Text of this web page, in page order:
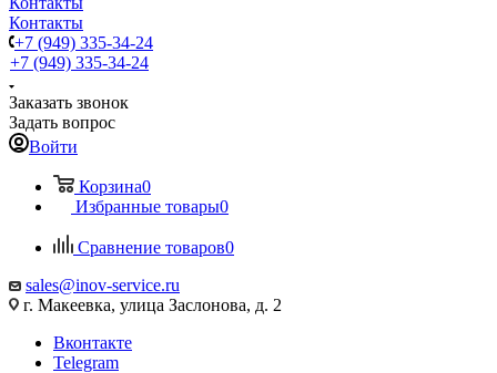
Контакты
+7 (949) 335-34-24
+7 (949) 335-34-24
Заказать звонок
Задать вопрос
Войти
Корзина0
Избранные товары0
Сравнение товаров0
sales@inov-service.ru
г. Макеевка, улица Заслонова, д. 2
Вконтакте
Telegram